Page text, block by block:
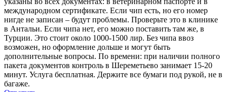
международном сертификате. Если чип есть, но его номер
нигде не записан – будут проблемы. Проверьте это в клинике
в Антальи. Если чипа нет, его можно поставить там же, в
Турции. Это стоит около 1000-1500 лир. Без чипа ввоз
возможен, но оформление дольше и могут быть
дополнительные вопросы. По времени: при наличии полного
пакета документов контроль в Шереметьево занимает 15-20
минут. Услуга бесплатная. Держите все бумаги под рукой, не в
багаже.